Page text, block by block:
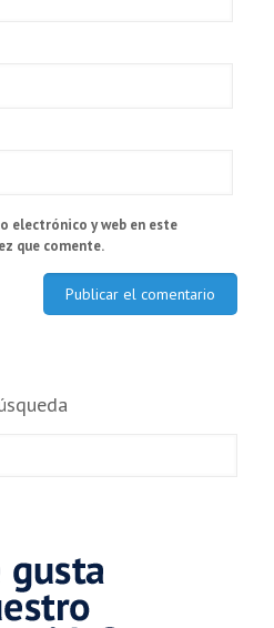
electrónico y web en este
que comente.